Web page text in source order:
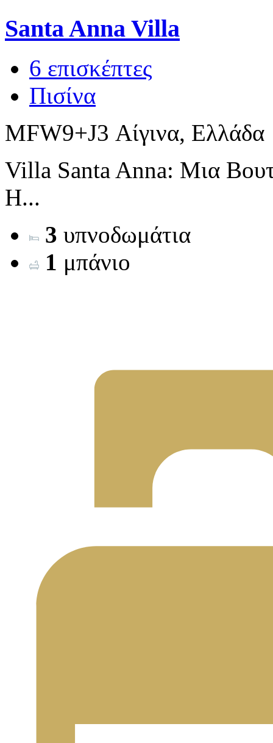
Santa Anna Villa
6 επισκέπτες
Πισίνα
MFW9+J3 Αίγινα, Ελλάδα
Villa Santa Anna: Μια
Η...
3 υπνοδωμάτια
1 μπάνιο